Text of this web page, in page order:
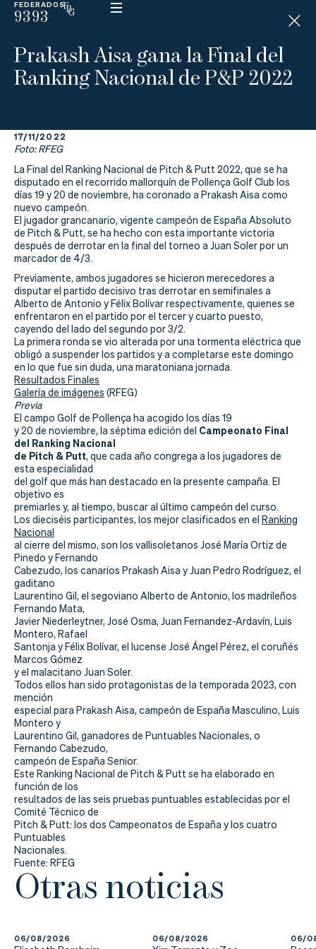
FEDERADOS
9393
ESP
N
D
I
C
La
Federación
Federarse
Jugar
Aprender
Actualidad
Tienda
Prakash Aisa gana la Final del
Ranking Nacional de P&P 2022
17/11/2022
Foto: RFEG
La Final del Ranking Nacional de Pitch & Putt 2022, que se ha
disputado en el recorrido mallorquín de Pollença Golf Club los
días 19 y 20 de noviembre, ha coronado a Prakash Aisa como
nuevo campeón.
El jugador grancanario, vigente campeón de España Absoluto
de Pitch & Putt, se ha hecho con esta importante victoria
después de derrotar en la final del torneo a Juan Soler por un
marcador de 4/3.
Previamente, ambos jugadores se hicieron merecedores a
disputar el partido decisivo tras derrotar en semifinales a
Alberto de Antonio y Félix Bolívar respectivamente, quienes se
enfrentaron en el partido por el tercer y cuarto puesto,
cayendo del lado del segundo por 3/2.
La primera ronda se vio alterada por una tormenta eléctrica que
obligó a suspender los partidos y a completarse este domingo
en lo que fue sin duda, una maratoniana jornada.
Resultados Finales
Galería de imágenes (RFEG)
Previa
El campo Golf de Pollença ha acogido los días 19
y 20 de noviembre, la séptima edición del Campeonato Final
del Ranking Nacional
de Pitch & Putt, que cada año congrega a los jugadores de
esta especialidad
del golf que más han destacado en la presente campaña. El
objetivo es
premiarles y, al tiempo, buscar al último campeón del curso.
Los dieciséis participantes, los mejor clasificados en el Ranking
Nacional
al cierre del mismo, son los vallisoletanos José María Ortiz de
Pinedo y Fernando
Cabezudo, los canarios Prakash Aisa y Juan Pedro Rodríguez, el
gaditano
Laurentino Gil, el segoviano Alberto de Antonio, los madrileños
Fernando Mata,
Javier Niederleytner, José Osma, Juan Fernandez-Ardavín, Luis
Montero, Rafael
Santonja y Félix Bolívar, el lucense José Ángel Pérez, el coruñés
Marcos Gómez
y el malacitano Juan Soler.
Todos ellos han sido protagonistas de la temporada 2023, con
mención
especial para Prakash Aisa, campeón de España Masculino, Luis
Montero y
Laurentino Gil, ganadores de Puntuables Nacionales, o
Fernando Cabezudo,
campeón de España Senior.
Este Ranking Nacional de Pitch & Putt se ha elaborado en
función de los
resultados de las seis pruebas puntuables establecidas por el
Comité Técnico de
Pitch & Putt: los dos Campeonatos de España y los cuatro
Puntuables
Nacionales.
Fuente: RFEG
Otras noticias
06/08/2026 06/08/2026 06/